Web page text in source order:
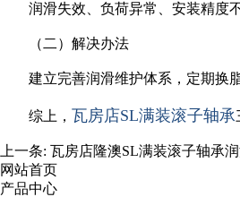
润滑失效、负荷异常、安装精度
（二）解决办法
建立完善润滑维护体系，定期换
综上， 瓦房店SL满装滚子轴承
上一条: 瓦房店隆澳SL满装滚子轴承
网站首页
产品中心